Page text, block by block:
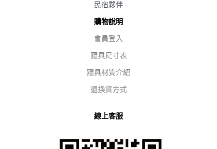
民宿夥伴
購物說明
會員登入
寢具尺寸表
寢具材質介紹
退換貨方式
線上客服